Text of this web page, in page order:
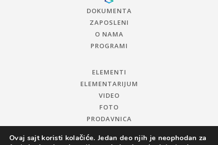
DOKUMENTA
ZAPOSLENI
O NAMA
PROGRAMI
ELEMENTI
ELEMENTARIJUM
VIDEO
FOTO
PRODAVNICA
Ovaj sajt koristi kolačiće. Jedan deo njih je neophodan za